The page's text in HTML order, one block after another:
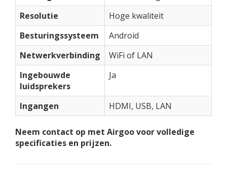
Resolutie
Hoge kwaliteit
Besturingssysteem
Android
Netwerkverbinding
WiFi of LAN
Ingebouwde
luidsprekers
Ja
Ingangen HDMI, USB, LAN
Neem contact op met Airgoo voor volledige
specificaties en prijzen.